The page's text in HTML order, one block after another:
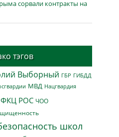
сорвали контракты на
тэгов
Выборный ГБР ГИБДД
МВД Нацгвардия
ФКЦ РОС ЧОО
школ